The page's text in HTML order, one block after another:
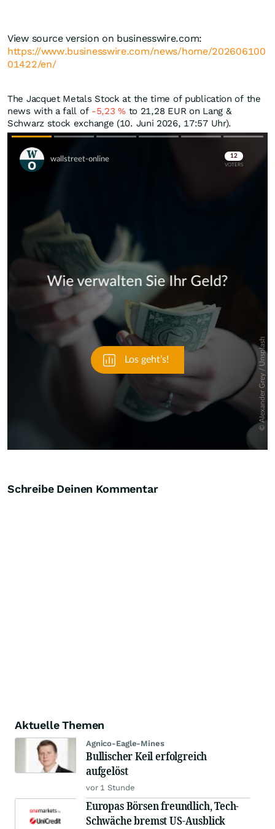
View source version on businesswire.com:
https://www.businesswire.com/news/home/202606100
01422/en/
The Jacquet Metals Stock at the time of publication of the
news with a fall of -5,23%to 21,28 EUR on Lang &
Schwarz stock exchange (10. Juni 2026, 17:57 Uhr).
Skip
Schreibe Deinen Kommentar
Aktuelle Themen
Agnico-Eagle-Mines
Bullischer Keil erfolgreich
aufgelöst
vor 1 Stunde
Europas Börsen freundlich, Tech-
Schwäche bremst US-Ausblick